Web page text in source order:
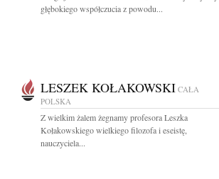
głębokiego współczucia z powodu...
LESZEK KOŁAKOWSKI CAŁA
POLSKA
Z wielkim żalem żegnamy profesora Leszka
Kołakowskiego wielkiego filozofa i eseistę,
nauczyciela...